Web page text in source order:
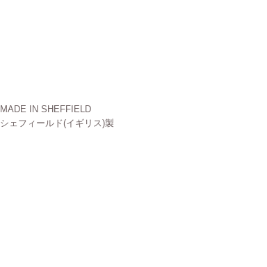
MADE IN SHEFFIELD
シェフィールド(イギリス)製